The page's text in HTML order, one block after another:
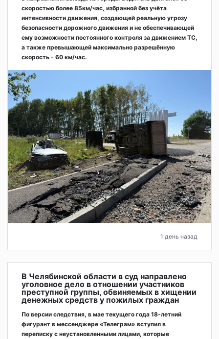
скоростью более 85км/час, избранной без учёта
интенсивности движения, создающей реальную угрозу
безопасности дорожного движения и не обеспечивающей
ему возможности постоянного контроля за движением ТС,
а также превышающей максимально разрешённую
скорость - 60 км/час.
1 день назад
В Челябинской области в суд направлено
уголовное дело в отношении участников
преступной группы, обвиняемых в хищении
денежных средств у пожилых граждан
По версии следствия, в мае текущего года 18-летний
фигурант в мессенджере «Телеграм» вступил в
переписку с неустановленными лицами, которые